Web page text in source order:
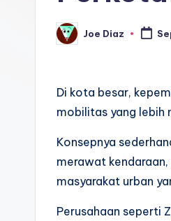
Posted
by
Joe Diaz
Di kota besar,
mobilitas yang lebih
Konsepnya
merawat
masyarakat urban
Perusahaan seperti